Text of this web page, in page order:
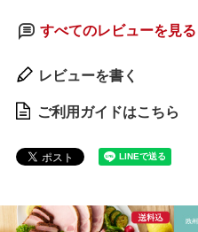
すべてのレビューを見る
レビューを書く
ご利用ガイドはこちら